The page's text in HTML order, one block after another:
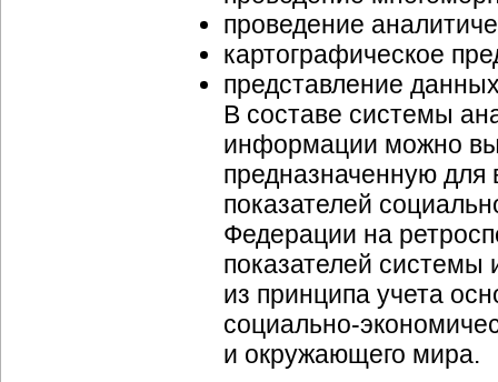
проведение
картографическое
представление
В составе системы
информации можно
предназначенную для
показателей
Федерации на
показателей системы
из принципа учета
социально-
и окружающего мира.